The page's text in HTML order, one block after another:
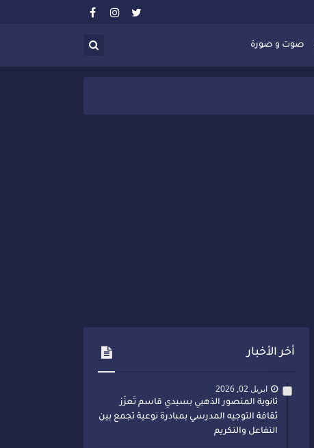
صوت و صورة
أخر الأخبار
ابريل 02, 2026
ثانوية المنصور الذهبي بسيدي قاسم تُعزّز
ثقافة التوجيه المدرسي بمبادرة نوعية تجمع بين
التفاعل والتكريم